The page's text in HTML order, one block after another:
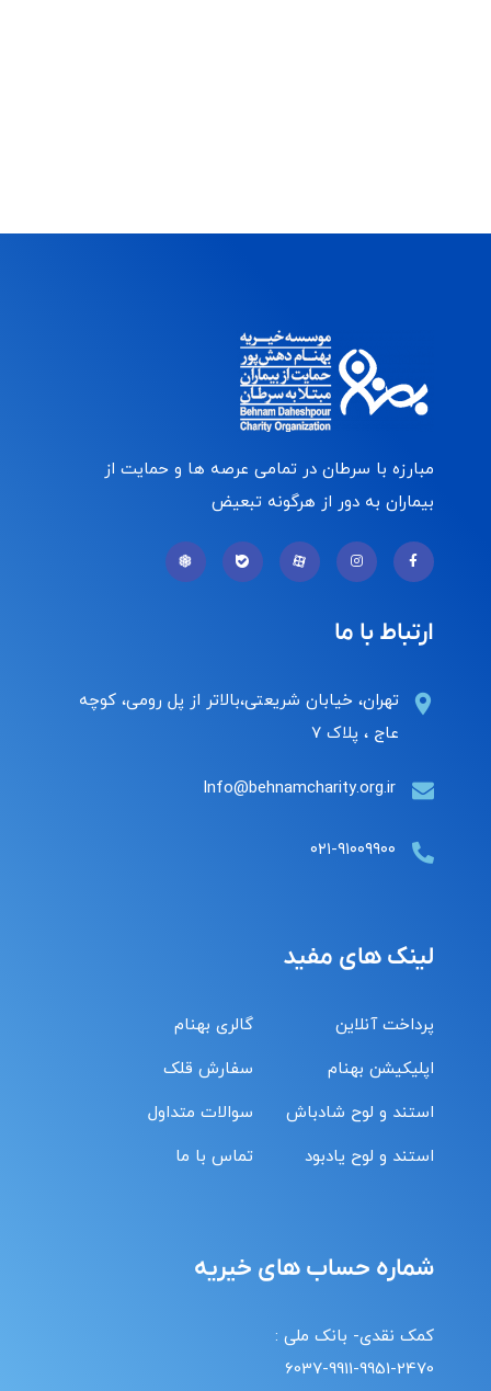
مبارزه با سرطان در تمامی عرصه ها و حمایت از
بیماران به دور از هرگونه تبعیض
ارتباط با ما
تهران، خیابان شریعتی،بالاتر از پل رومی، کوچه
عاج ، پلاک ۷
Info@behnamcharity.org.ir
۰۲۱-۹۱۰۰۹۹۰۰
لینک های مفید
پرداخت آنلاین
اپلیکیشن بهنام
استند و لوح شادباش
استند و لوح یادبود
گالری بهنام
سفارش قلک
سوالات متداول
تماس با ما
شماره حساب های خیریه
کمک نقدی- بانک ملی :
6037-9911-9951-2470